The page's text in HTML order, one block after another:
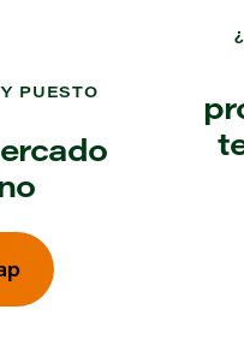
PUESTO